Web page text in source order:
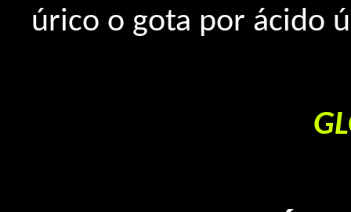
úrico o gota por ácido